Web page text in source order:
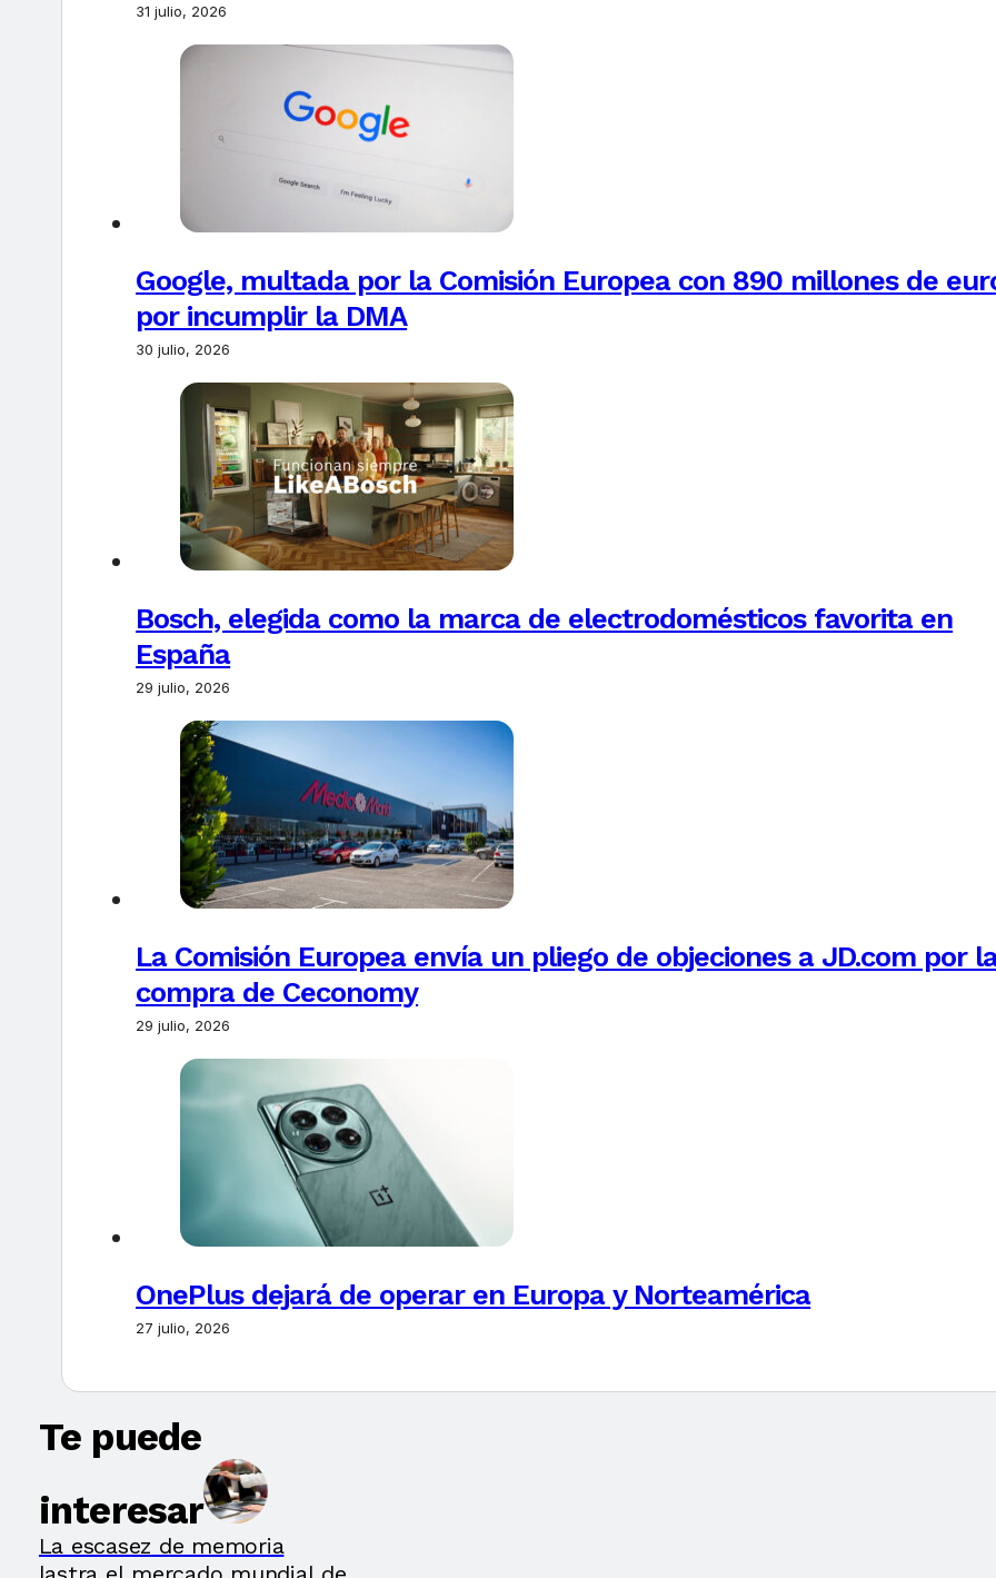
31 julio, 2026
Google, multada por la Comisión Europea con 890 millones de
por incumplir la DMA
30 julio, 2026
Bosch, elegida como la marca de electrodomésticos favorita en
España
29 julio, 2026
La Comisión Europea envía un pliego de objeciones a JD.com por
compra de Ceconomy
29 julio, 2026
OnePlus dejará de operar en Europa y Norteamérica
27 julio, 2026
Te puede
interesar
La escasez de memoria